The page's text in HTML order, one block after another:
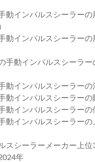
動インパルスシーラー
動インパルスシーラー
手動インパルスシーラ
動インパルスシーラー
動インパルスシーラーの
動インパルスシーラーの
動インパルスシーラー
スシーラーメーカー上位
年